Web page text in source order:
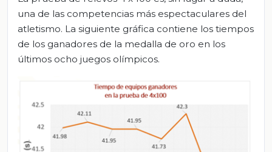
una de las competencias más espectaculares del
atletismo. La siguiente gráfica contiene los tiempos
de los ganadores de la medalla de oro en los
últimos ocho juegos olímpicos.